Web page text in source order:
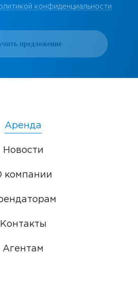
конфиденциальности
предложение
Аренда
Новости
компании
Контакты
Агентам